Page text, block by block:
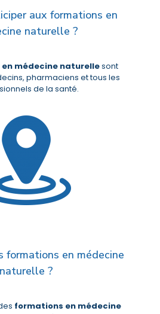
aux formations en
naturelle ?
médecine naturellesont
pharmaciens et tous les
de la santé.
formations en médecine
naturelle ?
formations en médecine